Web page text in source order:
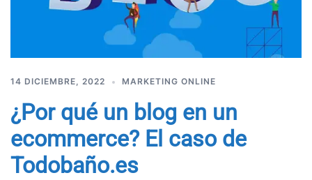
14 DICIEMBRE, 2022 MARKETING ONLINE
¿Por qué un blog en un
ecommerce? El caso de
Todobaño.es